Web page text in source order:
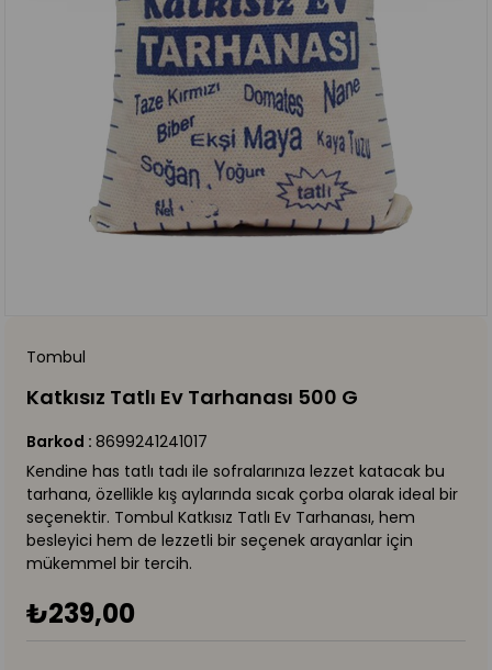
Katkısız Tatlı Ev Tarhanası 500 G
Barkod : 8699241241017
Kendine has tatlı tadı ile sofralarınıza lezzet katacak bu
tarhana, özellikle kış aylarında sıcak çorba olarak ideal bir
seçenektir. Tombul Katkısız Tatlı Ev Tarhanası, hem
besleyici hem de lezzetli bir seçenek arayanlar için
mükemmel bir tercih.
₺239,00
Tombul